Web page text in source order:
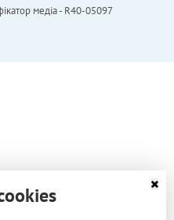
медіа - R40-05097